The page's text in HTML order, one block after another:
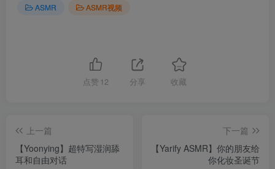
ASMR ASMR视频
点赞 12 分享 收藏
上一篇
【Yoonying】超特写湿润舔
耳和自由对话
下一篇
【Yarify ASMR】你的朋友给
你化妆圣诞节